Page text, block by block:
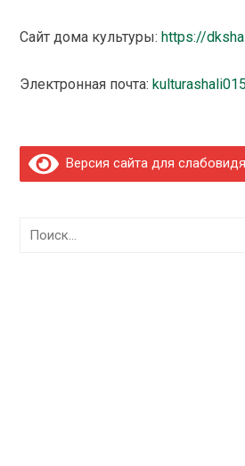
Сайт дома культуры: https://
Электронная почта:
Версия сайта для
Найти: